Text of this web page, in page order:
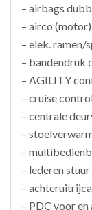
– airbags
– airco (motor)
– elek. ramen/
– bandendruk
– AGILITY
– cruise
– centrale
–
–
– lederen stuur
–
– PDC voor